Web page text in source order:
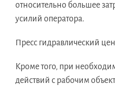
относительно большее
усилий оператора.
Пресс гидравлический
Кроме того, при
действий с рабочим